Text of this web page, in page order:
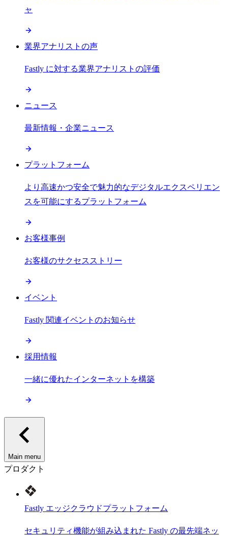
ャ
業界アナリストの声
Fastly に対する業界アナリストの評価
ニュース
最新情報・企業ニュース
プラットフォーム
より高速かつ安全で魅力的なデジタルエクスペリエン
スを可能にするプラットフォーム
お客様事例
お客様のサクセスストリー
イベント
Fastly 関連イベントのお知らせ
採用情報
一緒に優れたインターネットを構築
Main menu
プロダクト
Fastly エッジクラウドプラットフォーム
セキュリティ機能が組み込まれた Fastly の最先端ネッ